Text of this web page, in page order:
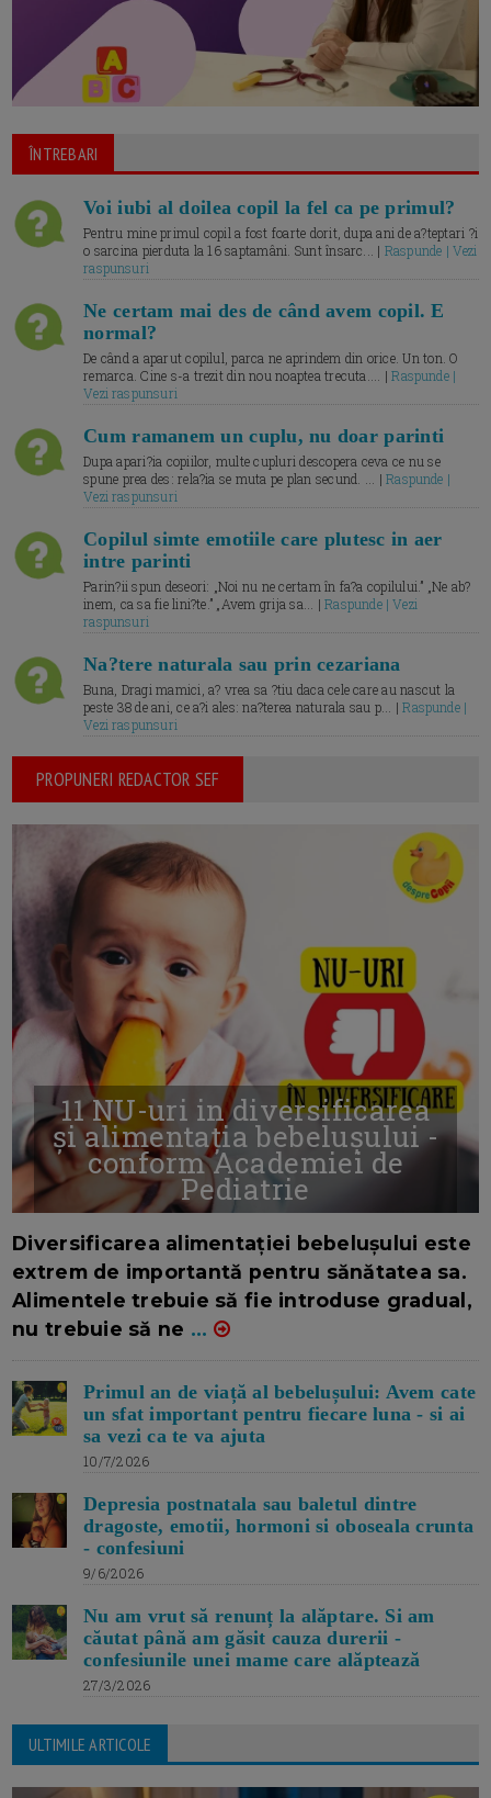
ÎNTREBARI
Voi iubi al doilea copil la fel ca pe primul?
Pentru mine primul copil a fost foarte dorit, dupa ani de a?teptari ?i
o sarcina pierduta la 16 saptamâni. Sunt însarc... | Raspunde | Vezi
raspunsuri
Ne certam mai des de când avem copil. E
normal?
De când a aparut copilul, parca ne aprindem din orice. Un ton. O
remarca. Cine s-a trezit din nou noaptea trecuta.... |Raspunde |
Vezi raspunsuri
Cum ramanem un cuplu, nu doar parinti
Dupa apari?ia copiilor, multe cupluri descopera ceva ce nu se
spune prea des: rela?ia se muta pe plan secund. ... |Raspunde |
Vezi raspunsuri
Copilul simte emotiile care plutesc in aer
intre parinti
Parin?ii spun deseori: „Noi nu ne certam în fa?a copilului.” „Ne ab?
inem, ca sa fie lini?te.” „Avem grija sa... |Raspunde | Vezi
raspunsuri
Na?tere naturala sau prin cezariana
Buna, Dragi mamici, a? vrea sa ?tiu daca cele care au nascut la
peste 38 de ani, ce a?i ales: na?terea naturala sau p... |Raspunde |
Vezi raspunsuri
PROPUNERI REDACTOR SEF
11 NU-uri in diversificarea
și alimentația bebelușului -
conform Academiei de
Pediatrie
Diversificarea alimentației bebelușului este
extrem de importantă pentru sănătatea sa.
Alimentele trebuie să fie introduse gradual,
nu trebuie să ne ...
Primul an de viață al bebelușului: Avem cate
un sfat important pentru fiecare luna - si ai
sa vezi ca te va ajuta
10/7/2026
Depresia postnatala sau baletul dintre
dragoste, emotii, hormoni si oboseala crunta
- confesiuni
9/6/2026
Nu am vrut să renunț la alăptare. Si am
căutat până am găsit cauza durerii -
confesiunile unei mame care alăptează
27/3/2026
ULTIMILE ARTICOLE